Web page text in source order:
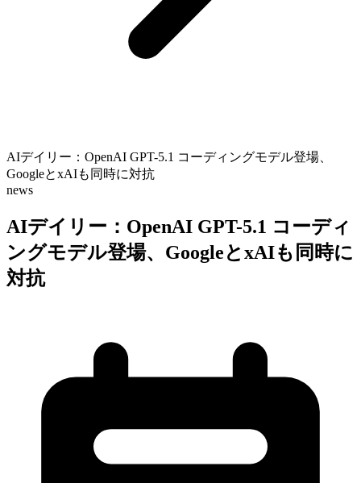
AIデイリー：OpenAI GPT-5.1 コーディングモデル登場、
GoogleとxAIも同時に対抗
news
AIデイリー：OpenAI GPT-5.1 コーディ
ングモデル登場、GoogleとxAIも同時に
対抗